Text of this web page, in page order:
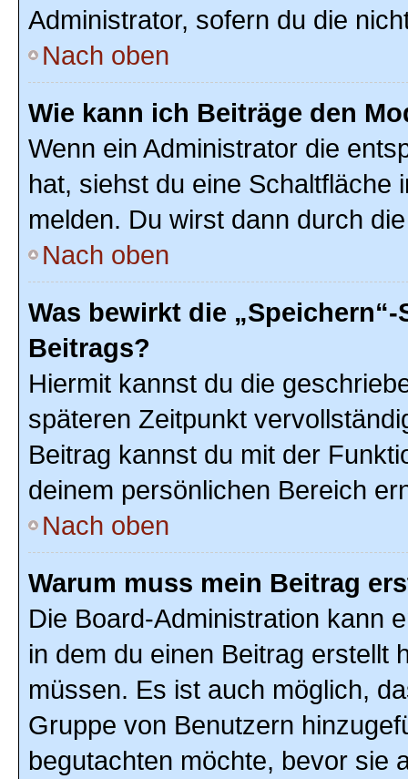
Administrator, sofern du die
Nach oben
Wie kann ich Beiträge den
Wenn ein Administrator die
hat, siehst du eine Schaltfläche
melden. Du wirst dann durch
Nach oben
Was bewirkt die
Beitrags?
Hiermit kannst du die
späteren Zeitpunkt
Beitrag kannst du mit der
deinem persönlichen Bereich
Nach oben
Warum muss mein Beitrag
Die Board-Administration kann
in dem du einen Beitrag erstellt
müssen. Es ist auch möglich,
Gruppe von Benutzern
begutachten möchte, bevor sie